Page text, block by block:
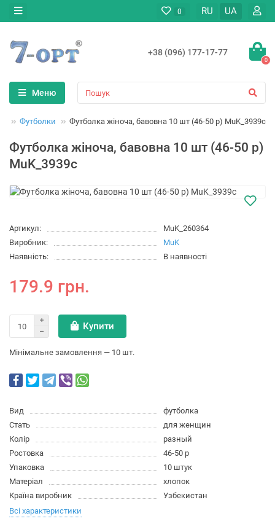
0 RU UA
+38 (096) 177-17-77
0
Меню
Футболки Футболка жіноча, бавовна 10 шт (46-50 р) MuK_3939c
Футболка жіноча, бавовна 10 шт (46-50 р)
MuK_3939c
Артикул:
MuK_260364
Виробник:
MuK
Наявність:
В наявності
179.9 грн.
Купити
Мінімальне замовлення — 10 шт.
Вид
футболка
Стать
для женщин
Колір
разный
Ростовка
46-50 р
Упаковка
10 штук
Матеріал
хлопок
Країна виробник
Узбекистан
Всі характеристики